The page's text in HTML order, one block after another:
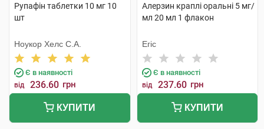
Рупафін таблетки 10 мг 10
шт
Ноукор Хелс С.А.
Є в наявності
від 236.60 грн
КУПИТИ
Алерзин краплі оральні 5 мг/
мл 20 мл 1 флакон
Егіс
Є в наявності
від 237.60 грн
КУПИТИ